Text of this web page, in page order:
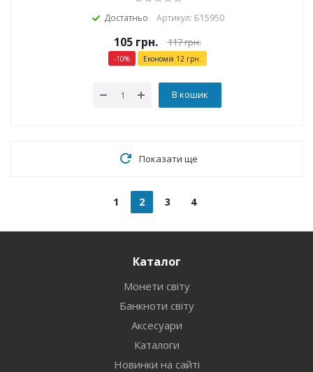
Достатньо Артикул: Б15950
105грн. 117грн.
-10% Економія 12грн.
В кошик
Показати ще
1 2 3 4
Каталог
Монети світу
Банкноти світу
Аксесуари
Каталоги
Новинки на сайті